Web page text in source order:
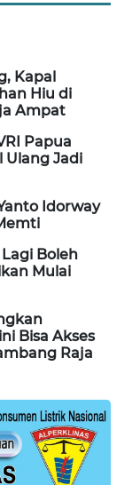
Kapal
Hiu di
Ampat
Papua
Ulang Jadi
Idorway
Boleh
Mulai
Bisa Akses
Raja